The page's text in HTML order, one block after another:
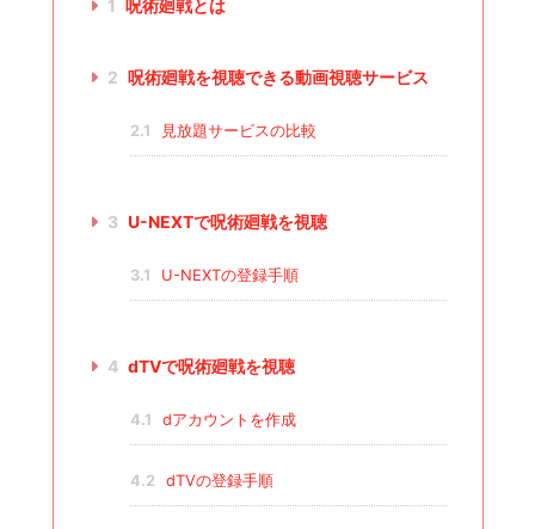
1 呪術廻戦とは
2 呪術廻戦を視聴できる動画視聴サービス
2.1 見放題サービスの比較
3 U-NEXTで呪術廻戦を視聴
3.1 U-NEXTの登録手順
4 dTVで呪術廻戦を視聴
4.1 dアカウントを作成
4.2 dTVの登録手順